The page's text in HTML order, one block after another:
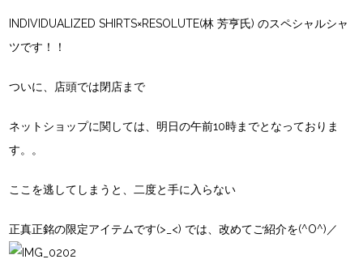
INDIVIDUALIZED SHIRTS×RESOLUTE(林 芳亨氏)のスペシャルシャ
ツです！！
ついに、店頭では閉店まで
ネットショップに関しては、明日の午前10時までとなっておりま
す。。
ここを逃してしまうと、二度と手に入らない
正真正銘の限定アイテムです(>_<) では、改めてご紹介を(^O^)／